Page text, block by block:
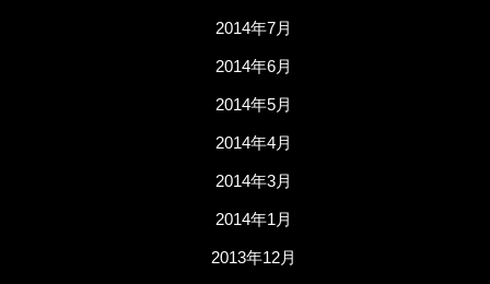
2014年7月
2014年6月
2014年5月
2014年4月
2014年3月
2014年1月
2013年12月